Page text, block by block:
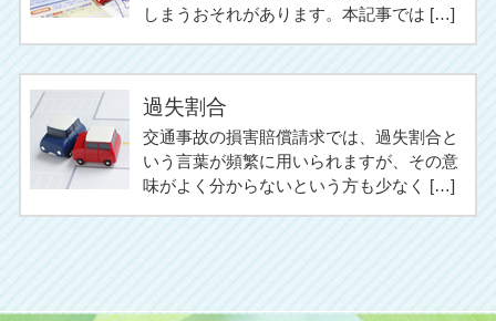
しまうおそれがあります。本記事では […]
過失割合
交通事故の損害賠償請求では、過失割合と
いう言葉が頻繁に用いられますが、その意
味がよく分からないという方も少なく […]